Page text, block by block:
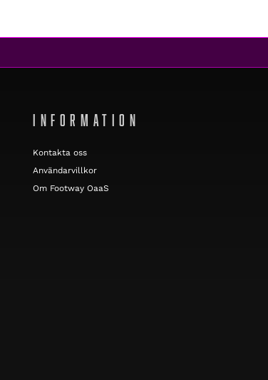
INFORMATION
Kontakta oss
Användarvillkor
Om Footway OaaS